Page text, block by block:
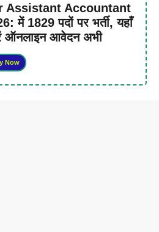
Assistant Accountant
में 1829 पदों पर भर्ती, यहाँ
आवेदन अभी
Now